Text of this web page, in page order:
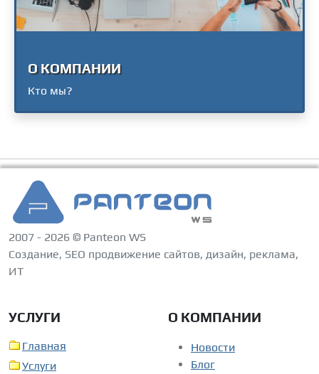
О КОМПАНИИ
Кто мы?
2007 - 2026 © Panteon WS
Создание, SEO продвижение сайтов, дизайн, реклама,
ИТ
УСЛУГИ
Главная
Услуги
О КОМПАНИИ
Новости
Блог